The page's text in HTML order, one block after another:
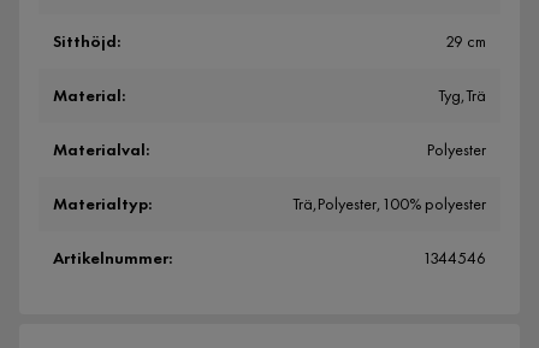
Sitthöjd: 29 cm
Material: Tyg,Trä
Materialval: Polyester
Materialtyp: Trä,Polyester,100% polyester
Artikelnummer: 1344546